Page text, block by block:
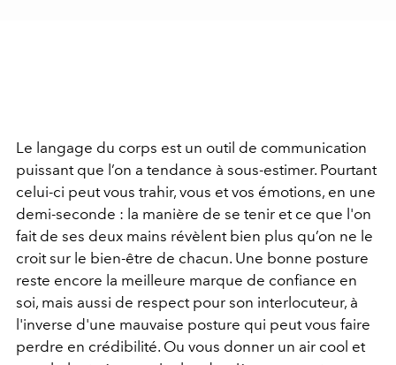
Le langage du corps est un outil de communication
puissant que l’on a tendance à sous-estimer. Pourtant
celui-ci peut vous trahir, vous et vos émotions, en une
demi-seconde : la manière de se tenir et ce que l'on
fait de ses deux mains révèlent bien plus qu’on ne le
croit sur le bien-être de chacun. Une bonne posture
reste encore la meilleure marque de confiance en
soi, mais aussi de respect pour son interlocuteur, à
l'inverse d'une mauvaise posture qui peut vous faire
perdre en crédibilité. Ou vous donner un air cool et